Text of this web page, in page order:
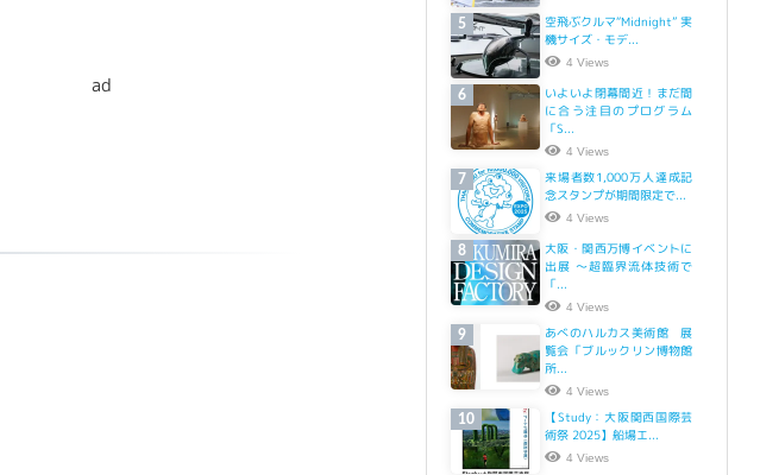
ad
5
空飛ぶクルマ“Midnight” 実
機サイズ・モデ...
4 Views
6
いよいよ閉幕間近！まだ間
に合う注目のプログラム
「S...
4 Views
7
来場者数1,000万人達成記
念スタンプが期間限定で...
4 Views
8
大阪・関西万博イベントに
出展 ～超臨界流体技術で
「...
4 Views
9
あべのハルカス美術館 展
覧会「ブルックリン博物館
所...
4 Views
10
【Study：大阪関西国際芸
術祭 2025】船場エ...
4 Views